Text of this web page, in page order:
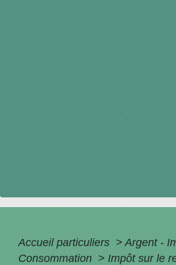
Accueil particuliers > Argent -
Consommation > Impôt sur le